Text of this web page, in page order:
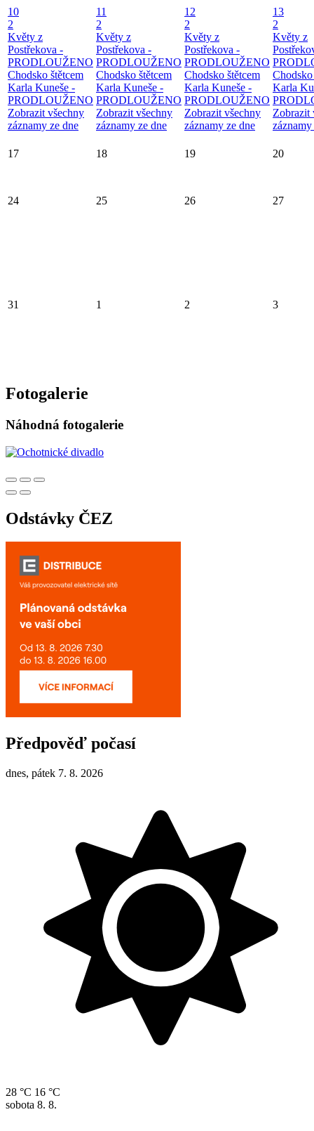
10
2
Květy z
Postřekova -
PRODLOUŽENO
Chodsko štětcem
Karla Kuneše -
PRODLOUŽENO
Zobrazit všechny
záznamy ze dne
11
2
Květy z
Postřekova -
PRODLOUŽENO
Chodsko štětcem
Karla Kuneše -
PRODLOUŽENO
Zobrazit všechny
záznamy ze dne
12
2
Květy z
Postřekova -
PRODLOUŽENO
Chodsko štětcem
Karla Kuneše -
PRODLOUŽENO
Zobrazit všechny
záznamy ze dne
13
2
Květy z
Chodsko
Karla
Zobrazit
17 18 19 20
24 25 26 27
31 1 2 3
Fotogalerie
Náhodná fotogalerie
Odstávky ČEZ
Předpověď počasí
dnes, pátek 7. 8. 2026
28 °C 16 °C
sobota 8. 8.